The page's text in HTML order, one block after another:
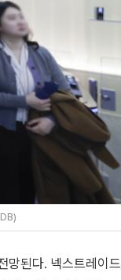
망된다. 넥스트레이드